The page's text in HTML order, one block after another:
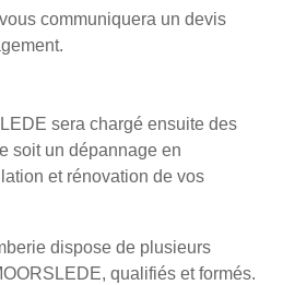
communiquera un devis
sera chargé ensuite des
soit un dépannage en
et rénovation de vos
dispose de plusieurs
qualifiés et formés.